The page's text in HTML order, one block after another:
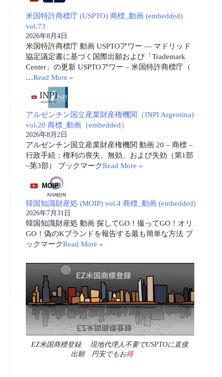
米国特許商標庁 (USPTO) 商標_動画 (embedded)
vol.73
2026年8月4日
米国特許商標庁 動画 USPTOアワー ― マドリッド
協定議定書に基づく国際出願および「Trademark
Center」の更新 USPTOアワー – 米国特許商標庁（
…Read More »
アルゼンチン国立産業財産権機関（INPI Argentina)
vol.20 商標_動画（embedded）
2026年8月2日
アルゼンチン国立産業財産権機関 動画 20 – 商標 –
行政手続：権利の喪失、無効、および失効（第1部
~第3部） ブックマークRead More »
韓国知識財産処 (MOIP) vol.4 商標_動画 (embedded)
2026年7月31日
韓国知識財産処 動画 探してGO！撮ってGO！オリ
GO！偽のKブランドを報告する最も簡単な方法 ブ
ックマークRead More »
EZ米国商標登録 現地代理人不要でUSPTOに直接
出願 円安でもお得